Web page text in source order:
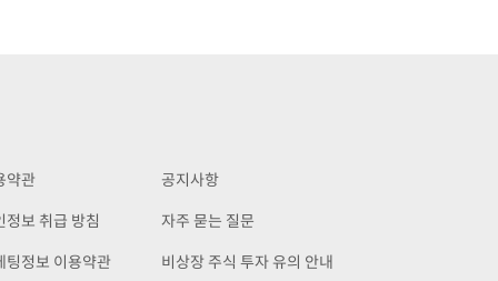
약관
정보 취급 방침
팅정보 이용약관
공지사항
자주 묻는 질문
비상장 주식 투자 유의 안내